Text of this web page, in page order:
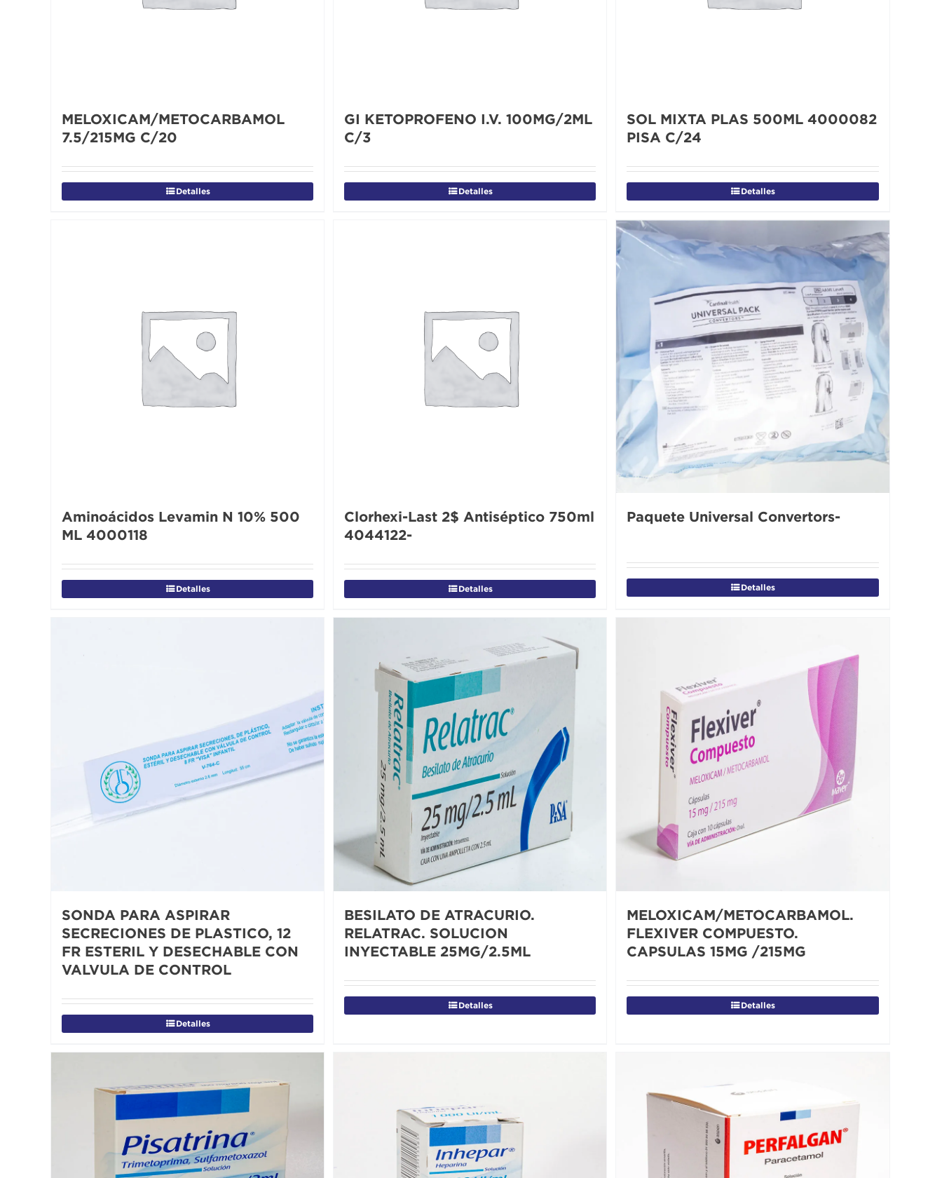
MELOXICAM/METOCARBAMOL
7.5/215MG C/20
Detalles
GI KETOPROFENO I.V. 100MG/2ML
C/3
Detalles
SOL MIXTA PLAS 500ML 4000082
PISA C/24
Detalles
Aminoácidos Levamin N 10% 500
ML 4000118
Detalles
Clorhexi-Last 2$ Antiséptico 750ml
4044122-
Detalles
Paquete Universal Convertors-
Detalles
SONDA PARA ASPIRAR
SECRECIONES DE PLASTICO, 12
FR ESTERIL Y DESECHABLE CON
VALVULA DE CONTROL
Detalles
BESILATO DE ATRACURIO.
RELATRAC. SOLUCION
INYECTABLE 25MG/2.5ML
Detalles
MELOXICAM/METOCARBAMOL.
FLEXIVER COMPUESTO.
CAPSULAS 15MG /215MG
Detalles